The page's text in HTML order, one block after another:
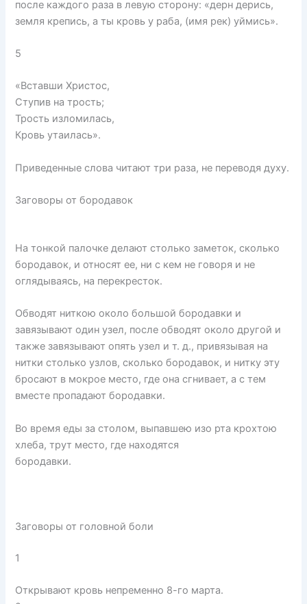
после каждого раза в левую сторону: «дерн дерись,
земля крепись, а ты кровь у раба, (имя рек) уймись».
5
«Вставши Христос,
Ступив на трость;
Трость изломилась,
Кровь утаилась».
Приведенные слова читают три раза, не переводя духу.
Заговоры от бородавок
На тонкой палочке делают столько заметок, сколько
бородавок, и относят ее, ни с кем не говоря и не
оглядываясь, на перекресток.
Обводят ниткою около большой бородавки и
завязывают один узел, после обводят около другой и
также завязывают опять узел и т. д., привязывая на
нитки столько узлов, сколько бородавок, и нитку эту
бросают в мокрое место, где она сгнивает, а с тем
вместе пропадают бородавки.
Во время еды за столом, выпавшею изо рта крохтою
хлеба, трут место, где находятся
бородавки.
Заговоры от головной боли
1
Открывают кровь непременно 8-го марта.